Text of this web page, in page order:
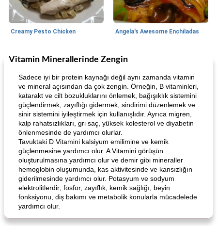
Creamy Pesto Chicken Angela's Awesome Enchiladas
105dakika
World Cuisine
Angela's Awesome Enchiladas
Lunch/Snacks
Pop's Roast Turkey Sandwich
Vitamin Minerallerinde Zengin
Sadece iyi bir protein kaynağı değil aynı zamanda vitamin
ve mineral açısından da çok zengin. Örneğin, B vitaminleri,
katarakt ve cilt bozukluklarını önlemek, bağışıklık sistemini
güçlendirmek, zayıflığı gidermek, sindirimi düzenlemek ve
sinir sistemini iyileştirmek için kullanışlıdır. Ayrıca migren,
kalp rahatsızlıkları, gri saç, yüksek kolesterol ve diyabetin
önlenmesinde de yardımcı olurlar.
Tavuktaki D Vitamini kalsiyum emilimine ve kemik
güçlenmesine yardımcı olur. A Vitamini görüşün
oluşturulmasına yardımcı olur ve demir gibi mineraller
hemoglobin oluşumunda, kas aktivitesinde ve kansızlığın
giderilmesinde yardımcı olur. Potasyum ve sodyum
elektrolitlerdir; fosfor, zayıflık, kemik sağlığı, beyin
fonksiyonu, diş bakımı ve metabolik konularla mücadelede
yardımcı olur.